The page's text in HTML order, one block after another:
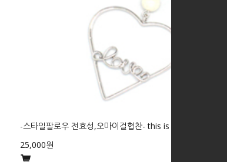
-스타일팔로우 전효성,오마이걸협찬- this is love 귀걸이
25,000원